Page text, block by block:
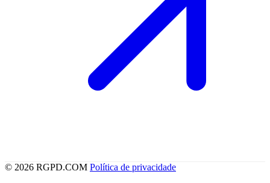
© 2026 RGPD.COM Política de privacidade